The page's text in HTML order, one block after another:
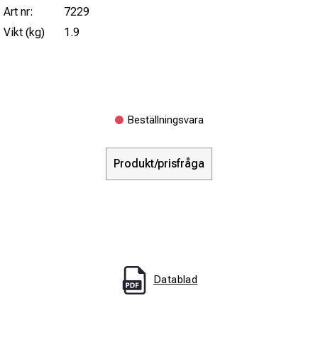
Art nr:
7229
Vikt (kg)
1.9
Beställningsvara
Produkt/prisfråga
Datablad